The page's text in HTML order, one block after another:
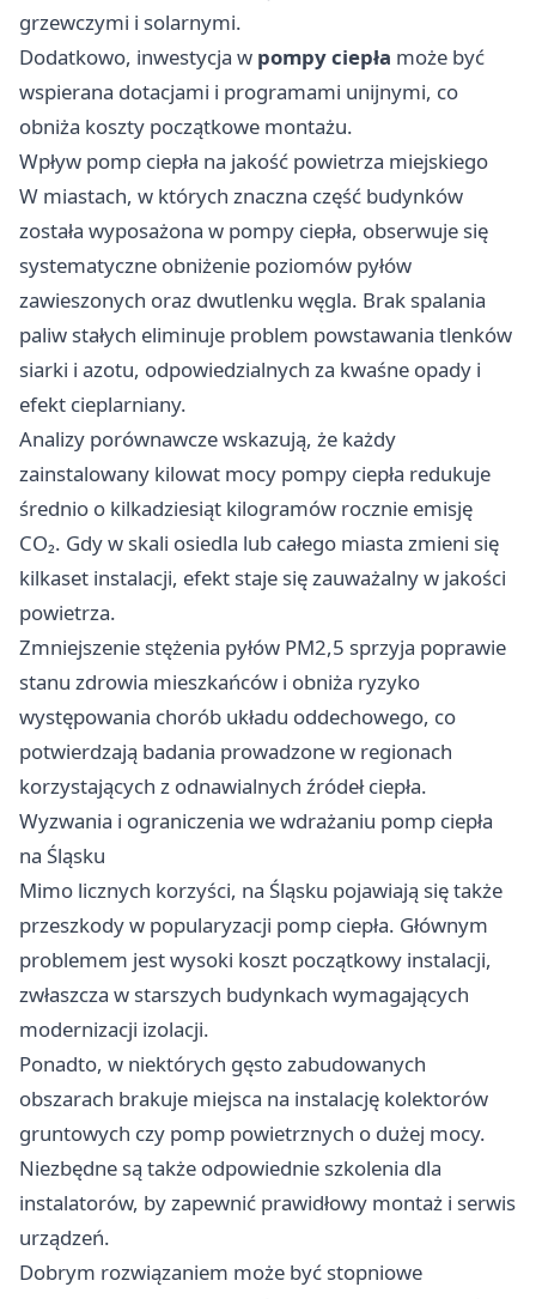
grzewczymi i solarnymi.
Dodatkowo, inwestycja w pompy ciepła może być
wspierana dotacjami i programami unijnymi, co
obniża koszty początkowe montażu.
Wpływ pomp ciepła na jakość powietrza miejskiego
W miastach, w których znaczna część budynków
została wyposażona w pompy ciepła, obserwuje się
systematyczne obniżenie poziomów pyłów
zawieszonych oraz dwutlenku węgla. Brak spalania
paliw stałych eliminuje problem powstawania tlenków
siarki i azotu, odpowiedzialnych za kwaśne opady i
efekt cieplarniany.
Analizy porównawcze wskazują, że każdy
zainstalowany kilowat mocy pompy ciepła redukuje
średnio o kilkadziesiąt kilogramów rocznie emisję
CO₂. Gdy w skali osiedla lub całego miasta zmieni się
kilkaset instalacji, efekt staje się zauważalny w jakości
powietrza.
Zmniejszenie stężenia pyłów PM2,5 sprzyja poprawie
stanu zdrowia mieszkańców i obniża ryzyko
występowania chorób układu oddechowego, co
potwierdzają badania prowadzone w regionach
korzystających z odnawialnych źródeł ciepła.
Wyzwania i ograniczenia we wdrażaniu pomp ciepła
na Śląsku
Mimo licznych korzyści, na Śląsku pojawiają się także
przeszkody w popularyzacji pomp ciepła. Głównym
problemem jest wysoki koszt początkowy instalacji,
zwłaszcza w starszych budynkach wymagających
modernizacji izolacji.
Ponadto, w niektórych gęsto zabudowanych
obszarach brakuje miejsca na instalację kolektorów
gruntowych czy pomp powietrznych o dużej mocy.
Niezbędne są także odpowiednie szkolenia dla
instalatorów, by zapewnić prawidłowy montaż i serwis
urządzeń.
Dobrym rozwiązaniem może być stopniowe